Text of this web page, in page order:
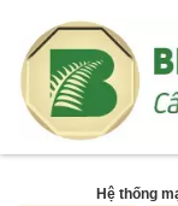
Hệ thống